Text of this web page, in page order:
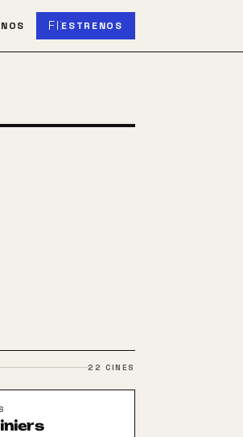
FIBER_NEW
ESTRENOS
22 CINES